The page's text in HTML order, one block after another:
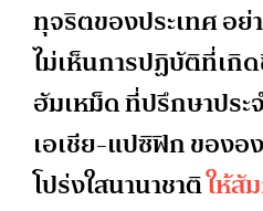
ทุจริตของประเทศ อย่
ไม่เห็นการปฏิบัติที่เกิ
ฮัมเหม็ด ที่ปรึกษาปร
เอเชีย-แปซิฟิก ของอ
โปร่งใสนานาชาติให้สั